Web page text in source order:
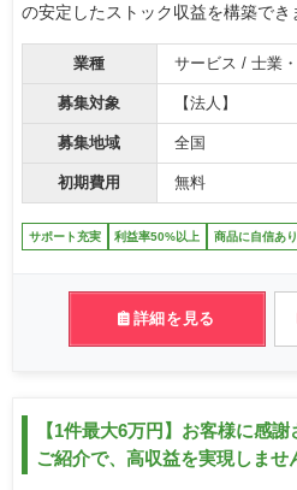
の安定したストック収益を構築でき
業種 サービス / 士業
募集対象 【法人】
募集地域 全国
初期費用 無料
サポート充実 利益率50%以上 商品に自信あり
詳細を見る
【1件最大6万円】お客様に感
ご紹介で、高収益を実現しませ